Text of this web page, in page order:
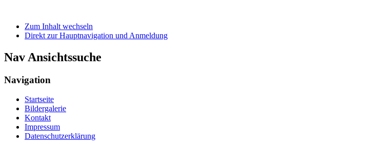
Zum Inhalt wechseln
Direkt zur Hauptnavigation und Anmeldung
Nav Ansichtssuche
Navigation
Startseite
Bildergalerie
Kontakt
Impressum
Datenschutzerklärung